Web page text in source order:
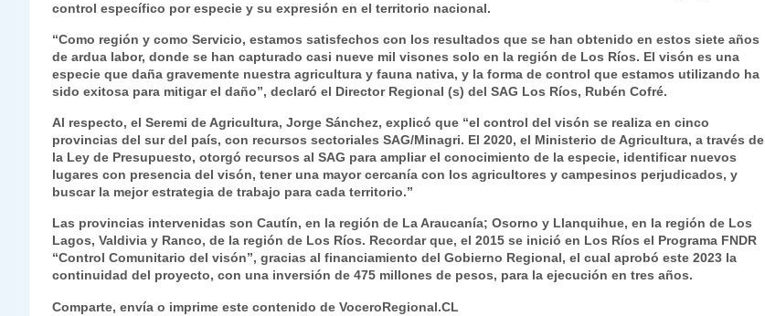
control específico por especie y su expresión en el territorio nacional.
“Como región y como Servicio, estamos satisfechos con los resultados que se han obtenido en estos siete años
de ardua labor, donde se han capturado casi nueve mil visones solo en la región de Los Ríos. El visón es una
especie que daña gravemente nuestra agricultura y fauna nativa, y la forma de control que estamos utilizando ha
sido exitosa para mitigar el daño”, declaró el Director Regional (s) del SAG Los Ríos, Rubén Cofré.
Al respecto, el Seremi de Agricultura, Jorge Sánchez, explicó que “el control del visón se realiza en cinco
provincias del sur del país, con recursos sectoriales SAG/Minagri. El 2020, el Ministerio de Agricultura, a través de
la Ley de Presupuesto, otorgó recursos al SAG para ampliar el conocimiento de la especie, identificar nuevos
lugares con presencia del visón, tener una mayor cercanía con los agricultores y campesinos perjudicados, y
buscar la mejor estrategia de trabajo para cada territorio.”
Las provincias intervenidas son Cautín, en la región de La Araucanía; Osorno y Llanquihue, en la región de Los
Lagos, Valdivia y Ranco, de la región de Los Ríos. Recordar que, el 2015 se inició en Los Ríos el Programa FNDR
“Control Comunitario del visón”, gracias al financiamiento del Gobierno Regional, el cual aprobó este 2023 la
continuidad del proyecto, con una inversión de 475 millones de pesos, para la ejecución en tres años.
Comparte, envía o imprime este contenido de VoceroRegional.CL